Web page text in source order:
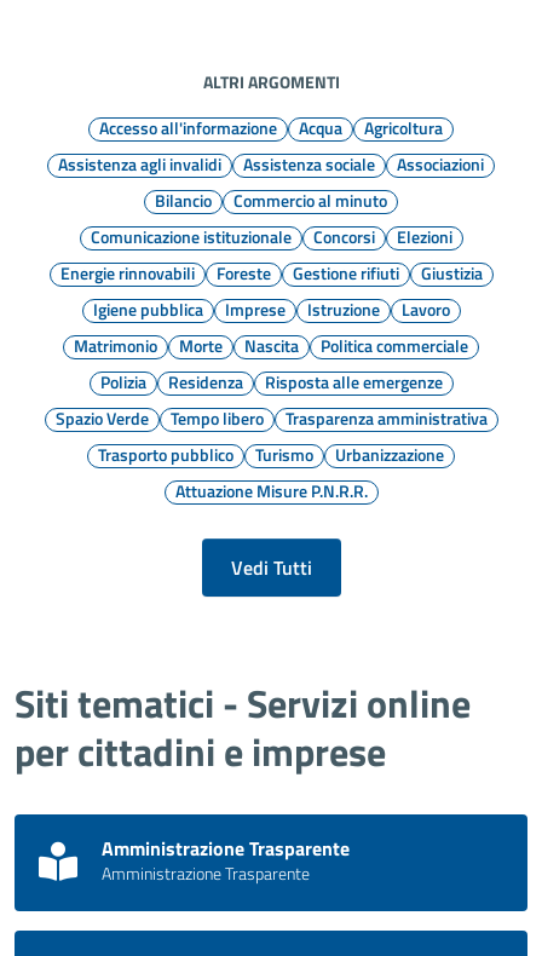
ALTRI ARGOMENTI
Accesso all'informazione
Acqua
Agricoltura
Assistenza agli invalidi
Assistenza sociale
Associazioni
Bilancio
Commercio al minuto
Comunicazione istituzionale
Concorsi
Elezioni
Energie rinnovabili
Foreste Gestione rifiuti
Giustizia
Igiene pubblica
Imprese Istruzione
Lavoro
Matrimonio
Morte Nascita
Politica commerciale
Polizia
Residenza
Risposta alle emergenze
Spazio Verde
Tempo libero
Trasparenza amministrativa
Trasporto pubblico
Turismo
Urbanizzazione
Attuazione Misure P.N.R.R.
Vedi Tutti
Siti tematici - Servizi online
per cittadini e imprese
Amministrazione Trasparente
Amministrazione Trasparente